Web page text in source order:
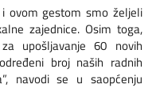
ovom gestom smo željeli
zajednice. Osim toga,
upošljavanje 60 novih
broj naših radnih
navodi se u saopćenju